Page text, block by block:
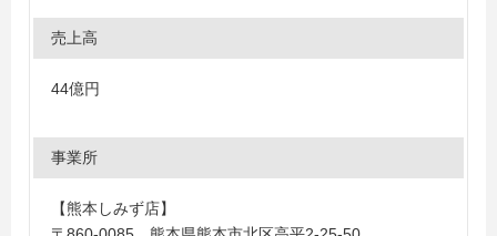
売上高
44億円
事業所
【熊本しみず店】